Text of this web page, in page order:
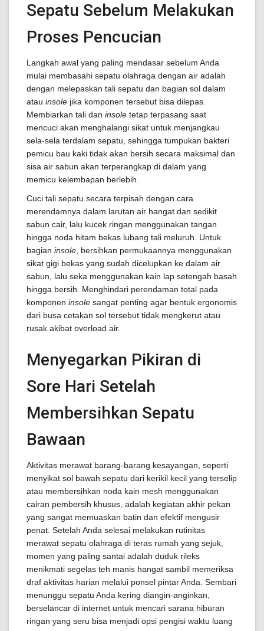
Sepatu Sebelum Melakukan
Proses Pencucian
Langkah awal yang paling mendasar sebelum Anda
mulai membasahi sepatu olahraga dengan air adalah
dengan melepaskan tali sepatu dan bagian sol dalam
atau insole jika komponen tersebut bisa dilepas.
Membiarkan tali dan insole tetap terpasang saat
mencuci akan menghalangi sikat untuk menjangkau
sela-sela terdalam sepatu, sehingga tumpukan bakteri
pemicu bau kaki tidak akan bersih secara maksimal dan
sisa air sabun akan terperangkap di dalam yang
memicu kelembapan berlebih.
Cuci tali sepatu secara terpisah dengan cara
merendamnya dalam larutan air hangat dan sedikit
sabun cair, lalu kucek ringan menggunakan tangan
hingga noda hitam bekas lubang tali meluruh. Untuk
bagian insole , bersihkan permukaannya menggunakan
sikat gigi bekas yang sudah dicelupkan ke dalam air
sabun, lalu seka menggunakan kain lap setengah basah
hingga bersih. Menghindari perendaman total pada
komponen insole sangat penting agar bentuk ergonomis
dari busa cetakan sol tersebut tidak mengkerut atau
rusak akibat overload air.
Menyegarkan Pikiran di
Sore Hari Setelah
Membersihkan Sepatu
Bawaan
Aktivitas merawat barang-barang kesayangan, seperti
menyikat sol bawah sepatu dari kerikil kecil yang terselip
atau membersihkan noda kain mesh menggunakan
cairan pembersih khusus, adalah kegiatan akhir pekan
yang sangat memuaskan batin dan efektif mengusir
penat. Setelah Anda selesai melakukan rutinitas
merawat sepatu olahraga di teras rumah yang sejuk,
momen yang paling santai adalah duduk rileks
menikmati segelas teh manis hangat sambil memeriksa
draf aktivitas harian melalui ponsel pintar Anda. Sembari
menunggu sepatu Anda kering diangin-anginkan,
berselancar di internet untuk mencari sarana hiburan
ringan yang seru bisa menjadi opsi pengisi waktu luang